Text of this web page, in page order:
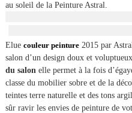
au soleil de la Peinture Astral.
Elue couleur peinture2015 par
salon d’un design doux et
du salon elle permet à la fois
classe du mobilier sobre et de la
teintes terre naturelle et des tons
sûr ravir les envies de peinture de